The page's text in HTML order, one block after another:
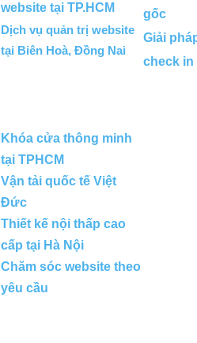
website tại TP.HCM
Dịch vụ quản trị website
tại Biên Hoà, Đồng Nai
Khóa cửa thông minh
tại TPHCM
Vận tải quốc tế Việt
Đức
Thiết kế nội thấp cao
cấp tại Hà Nội
Chăm sóc website theo
yêu cầu
gốc
Giải
check